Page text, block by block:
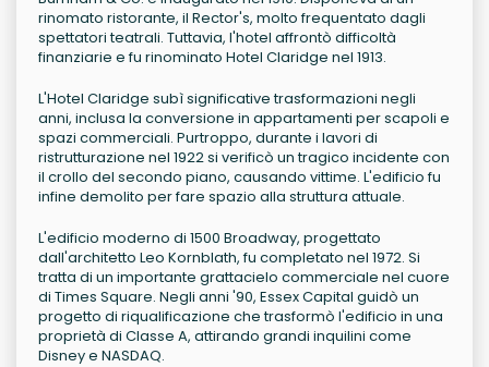
rinomato ristorante, il Rector's, molto frequentato dagli
spettatori teatrali. Tuttavia, l'hotel affrontò difficoltà
finanziarie e fu rinominato Hotel Claridge nel 1913.
L'Hotel Claridge subì significative trasformazioni negli
anni, inclusa la conversione in appartamenti per scapoli e
spazi commerciali. Purtroppo, durante i lavori di
ristrutturazione nel 1922 si verificò un tragico incidente con
il crollo del secondo piano, causando vittime. L'edificio fu
infine demolito per fare spazio alla struttura attuale.
L'edificio moderno di 1500 Broadway, progettato
dall'architetto Leo Kornblath, fu completato nel 1972. Si
tratta di un importante grattacielo commerciale nel cuore
di Times Square. Negli anni '90, Essex Capital guidò un
progetto di riqualificazione che trasformò l'edificio in una
proprietà di Classe A, attirando grandi inquilini come
Disney e NASDAQ.